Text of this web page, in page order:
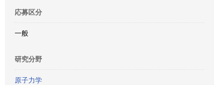
応募区分
一般
研究分野
原子力学